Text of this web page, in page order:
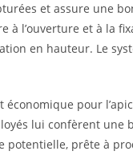
et assure une
à l’ouverture et à la
en hauteur. Le
pour
lui confèrent une
potentielle, prête à